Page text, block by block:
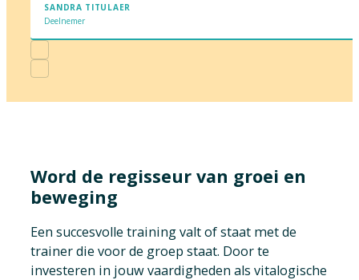
SANDRA TITULAER
Deelnemer
Word de regisseur van groei en
beweging
Een succesvolle training valt of staat met de
trainer die voor de groep staat. Door te
investeren in jouw vaardigheden als vitalogische